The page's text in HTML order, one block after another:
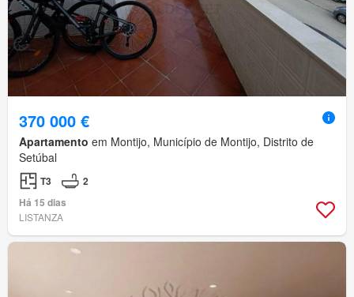
370 000 €
Apartamento em Montijo, Município de Montijo, Distrito de
Setúbal
T3
2
Há 15 dias
LISTANZA